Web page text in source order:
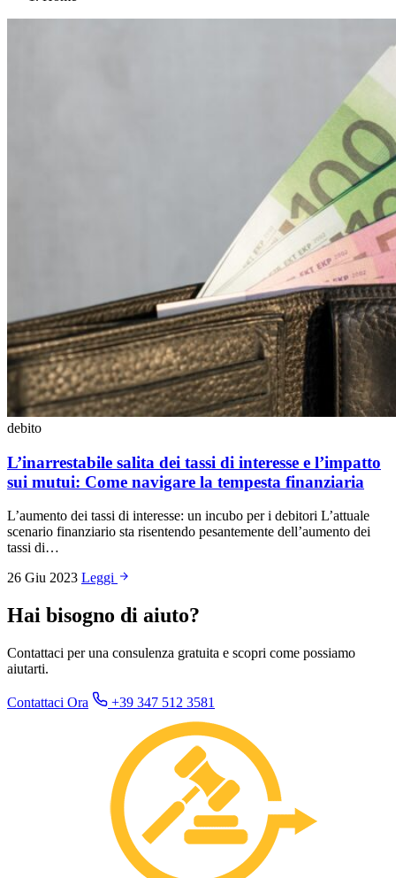
debito
L’inarrestabile salita dei tassi di interesse e l’impatto
sui mutui: Come navigare la tempesta finanziaria
L’aumento dei tassi di interesse: un incubo per i debitori L’attuale
scenario finanziario sta risentendo pesantemente dell’aumento dei
tassi di…
26 Giu 2023 Leggi
Hai bisogno di aiuto?
Contattaci per una consulenza gratuita e scopri come possiamo
aiutarti.
Contattaci Ora +39 347 512 3581